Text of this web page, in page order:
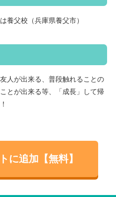
養父校（兵庫県養父市）
人が出来る、普段触れることの
とが出来る等、「成長」して帰
に追加【無料】